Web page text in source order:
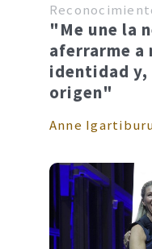
"Me une la
aferrarme a
identidad y,
origen"
Anne